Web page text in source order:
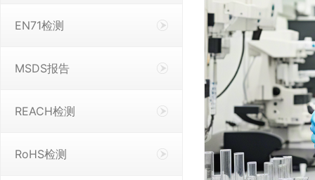
EN71检测
MSDS报告
REACH检测
RoHS检测